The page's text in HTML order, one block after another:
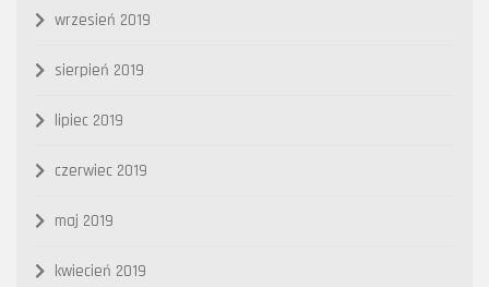
wrzesień 2019
sierpień 2019
lipiec 2019
czerwiec 2019
maj 2019
kwiecień 2019